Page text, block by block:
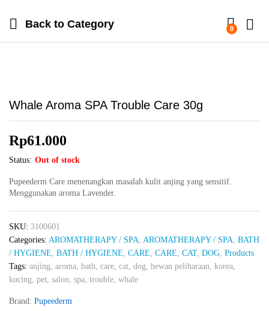
Back to Category 0
Whale Aroma SPA Trouble Care 30g
Rp61.000
Status: Out of stock
Pupeederm Care menenangkan masalah kulit anjing yang sensitif.
Menggunakan aroma Lavender.
SKU: 3100601
Categories: AROMATHERAPY / SPA, AROMATHERAPY / SPA, BATH
/ HYGIENE, BATH / HYGIENE, CARE, CARE, CAT, DOG, Products
Tags: anjing, aroma, bath, care, cat, dog, hewan peliharaan, korea,
kucing, pet, salon, spa, trouble, whale
Brand: Pupeederm